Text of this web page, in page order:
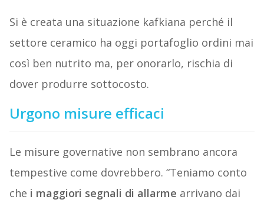
Si è creata una situazione kafkiana perché il
settore ceramico ha oggi portafoglio ordini mai
così ben nutrito ma, per onorarlo, rischia di
dover produrre sottocosto.
Urgono misure efficaci
Le misure governative non sembrano ancora
tempestive come dovrebbero. “Teniamo conto
che i maggiori segnali di allarme arrivano dai